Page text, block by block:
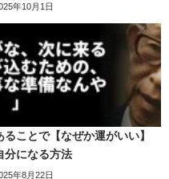
年10月1日
ることで【なぜか運がいい】
分になる方法
年8月22日